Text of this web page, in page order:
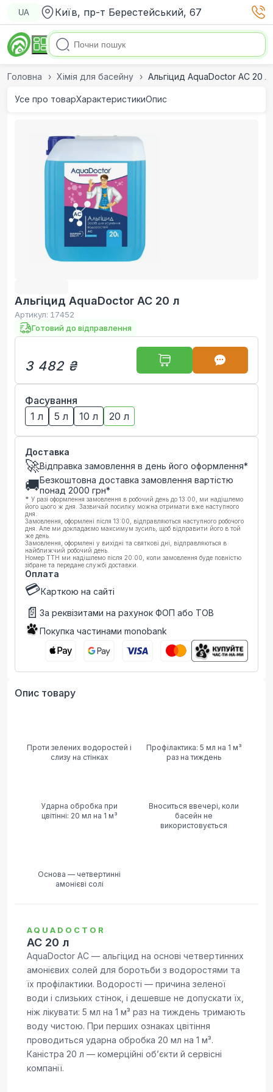
UA Київ, пр-т Берестейський, 67
Головна Хімія для басейну Альгіцид AquaDoctor AC 20 л
Усе про товарХарактеристикиОпис
Альгіцид AquaDoctor AC 20 л
Артикул: 17452
Готовий до відправлення
3 482 ₴
Фасування
1 л
5 л 10 л 20 л
Доставка
🚀Відправка замовлення в день його оформлення*
🚚Безкоштовна доставка замовлення вартістю
понад 2000 грн*
* У разі оформлення замовлення в робочий день до 13:00, ми надішлемо
його цього ж дня. Зазвичай посилку можна отримати вже наступного
дня.
Замовлення, оформлені після 13:00, відправляються наступного робочого
дня. Але ми докладаємо максимум зусиль, щоб відправити його в той
же день.
Замовлення, оформлені у вихідні та святкові дні, відправляються в
найближчий робочий день.
Номер ТТН ми надішлемо після 20:00, коли замовлення буде повністю
зібране та передане службі доставки.
Оплата
💳Карткою на сайті
📄 За реквізитами на рахунок ФОП або ТОВ
Покупка частинами monobank
Опис товару
Проти зелених водоростей і
слизу на стінках
Профілактика: 5 мл на 1 м³
раз на тиждень
Ударна обробка при
цвітінні: 20 мл на 1 м³
Вноситься ввечері, коли
басейн не
використовується
Основа — четвертинні
амонієві солі
AQUADOCTOR
AC 20 л
AquaDoctor AC — альгіцид на основі четвертинних
амонієвих солей для боротьби з водоростями та
їх профілактики. Водорості — причина зеленої
води і слизьких стінок, і дешевше не допускати їх,
ніж лікувати: 5 мл на 1 м³ раз на тиждень тримають
воду чистою. При перших ознаках цвітіння
проводиться ударна обробка 20 мл на 1 м³.
Каністра 20 л — комерційні обʼєкти й сервісні
компанії.